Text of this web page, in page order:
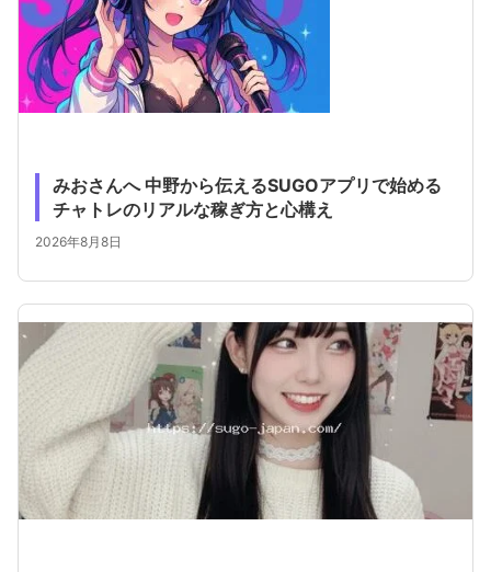
みおさんへ 中野から伝えるSUGOアプリで始める
チャトレのリアルな稼ぎ方と心構え
2026年8月8日